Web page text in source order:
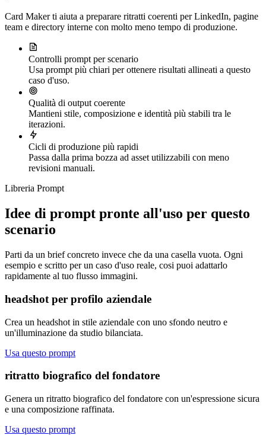
Card Maker ti aiuta a preparare ritratti coerenti per LinkedIn, pagine
team e directory interne con molto meno tempo di produzione.
Controlli prompt per scenario
Usa prompt più chiari per ottenere risultati allineati a questo
caso d'uso.
Qualità di output coerente
Mantieni stile, composizione e identità più stabili tra le
iterazioni.
Cicli di produzione più rapidi
Passa dalla prima bozza ad asset utilizzabili con meno
revisioni manuali.
Libreria Prompt
Idee di prompt pronte all'uso per questo
scenario
Parti da un brief concreto invece che da una casella vuota. Ogni
esempio e scritto per un caso d'uso reale, cosi puoi adattarlo
rapidamente al tuo flusso immagini.
headshot per profilo aziendale
Crea un headshot in stile aziendale con uno sfondo neutro e
un'illuminazione da studio bilanciata.
Usa questo prompt
ritratto biografico del fondatore
Genera un ritratto biografico del fondatore con un'espressione sicura
e una composizione raffinata.
Usa questo prompt